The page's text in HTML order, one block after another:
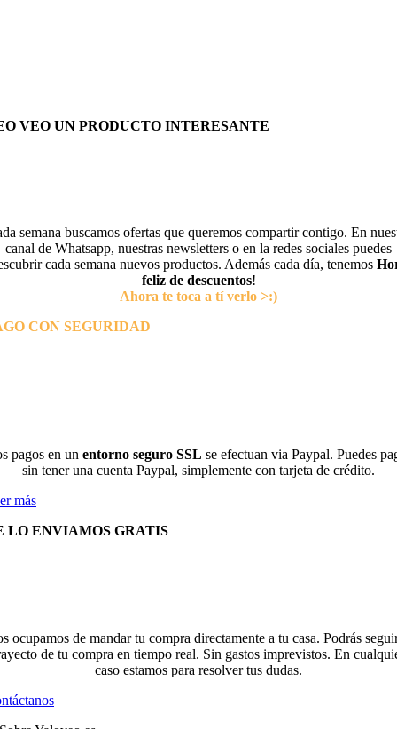
VEO UN PRODUCTO INTERESANTE
semana buscamos ofertas que queremos compartir contigo. En
canal de Whatsapp, nuestras newsletters o en la redes sociales puedes
cada semana nuevos productos. Además cada día, tenemos
feliz de descuentos!
Ahora te toca a tí verlo >:)
CON SEGURIDAD
pagos en un entorno seguro SSL se efectuan via Paypal. Puedes
sin tener una cuenta Paypal, simplemente con tarjeta de crédito.
más
LO ENVIAMOS GRATIS
ocupamos de mandar tu compra directamente a tu casa. Podrás
de tu compra en tiempo real. Sin gastos imprevistos. En
caso estamos para resolver tus dudas.